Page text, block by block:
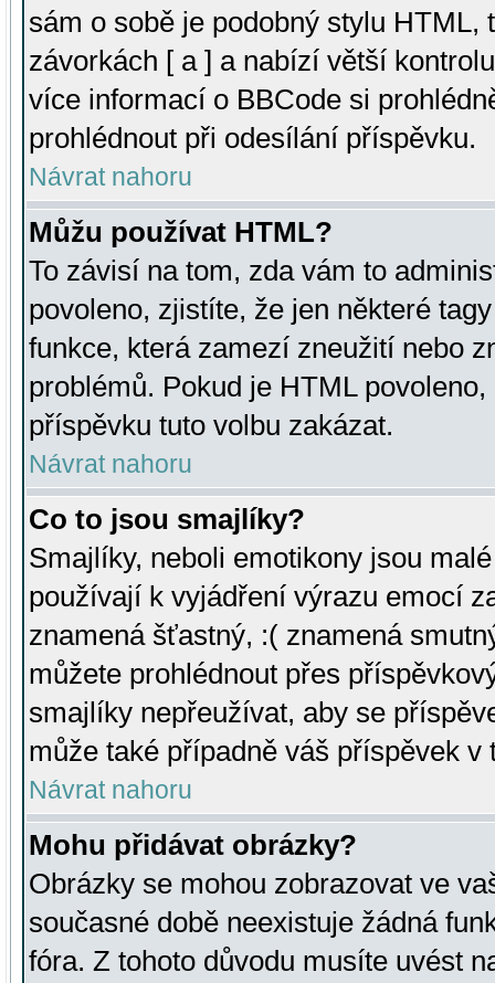
sám o sobě je podobný stylu HTML,
závorkách [ a ] a nabízí větší
více informací o BBCode si
prohlédnout při odesílání příspěvku.
Návrat nahoru
Můžu používat HTML?
To závisí na tom, zda vám to
povoleno, zjistíte, že jen některé
funkce, která zamezí zneužití nebo
problémů. Pokud je HTML
příspěvku tuto volbu zakázat.
Návrat nahoru
Co to jsou smajlíky?
Smajlíky, neboli emotikony jsou
používají k vyjádření výrazu emocí
znamená šťastný, :( znamená
můžete prohlédnout přes
smajlíky nepřeužívat, aby se
může také případně váš příspěvek v
Návrat nahoru
Mohu přidávat obrázky?
Obrázky se mohou zobrazovat ve
současné době neexistuje žádná
fóra. Z tohoto důvodu musíte uvést